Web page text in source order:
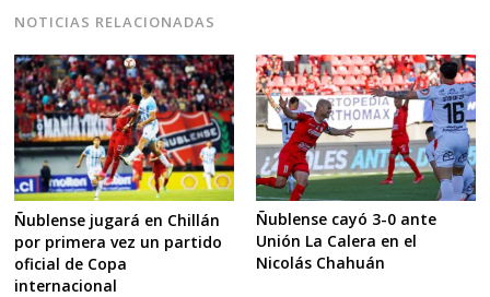
NOTICIAS RELACIONADAS
Ñublense jugará en Chillán
por primera vez un partido
oficial de Copa
internacional
Ñublense cayó 3-0 ante
Unión La Calera en el
Nicolás Chahuán